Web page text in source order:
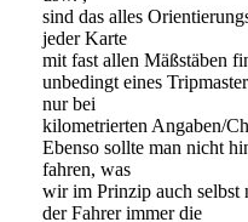
sind das alles
jeder Karte
mit fast allen Mäßstäben
unbedingt eines
nur bei
kilometrierten Angaben/
Ebenso sollte man nicht
fahren, was
wir im Prinzip auch selbst
der Fahrer immer die